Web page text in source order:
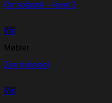
Orr sofastol – level 2
Vis
Møbler
Zen hvilestol
Vis